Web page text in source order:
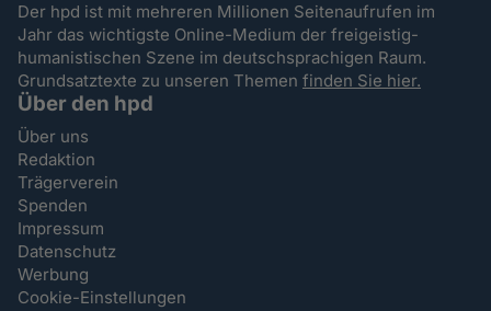
Der hpd ist mit mehreren Millionen Seitenaufrufen im
Jahr das wichtigste Online-Medium der freigeistig-
humanistischen Szene im deutschsprachigen Raum.
Grundsatztexte zu unseren Themenfinden Sie hier.
Über den hpd
Über uns
Redaktion
Trägerverein
Spenden
Impressum
Datenschutz
Werbung
Cookie-Einstellungen